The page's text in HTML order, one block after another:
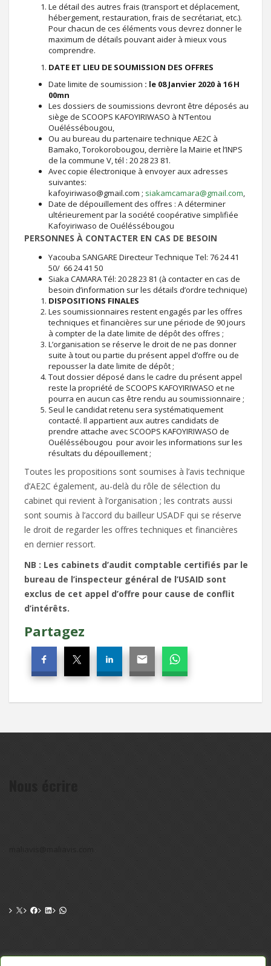
Le détail des autres frais (transport et déplacement,
hébergement, restauration, frais de secrétariat, etc.).
Pour chacun de ces éléments vous devrez donner le
maximum de détails pouvant aider à mieux vous
comprendre.
DATE ET LIEU DE SOUMISSION DES OFFRES
Date limite de soumission : le 08 Janvier 2020 à 16 H
00mn
Les dossiers de soumissions devront être déposés au
siège de SCOOPS KAFOYIRIWASO à N’Tentou
Ouéléssébougou,
Ou au bureau du partenaire technique AE2C à
Bamako, Torokorobougou, derrière la Mairie et l’INPS
de la commune V, tél : 20 28 23 81.
Avec copie électronique à envoyer aux adresses
suivantes:
kafoyiriwaso@gmail.com ; siakamcamara@gmail.com
Date de dépouillement des offres : A déterminer
ultérieurement par la société coopérative simplifiée
Kafoyiriwaso de Ouéléssébougou
PERSONNES À CONTACTER EN CAS DE BESOIN
Yacouba SANGARE Directeur Technique Tel: 76 24 41
50/ 66 24 41 50
Siaka CAMARA Tél: 20 28 23 81 (à contacter en cas de
besoin d’information sur les détails d’ordre technique)
DISPOSITIONS FINALES
Les soumissionnaires restent engagés par les offres
techniques et financières sur une période de 90 jours
à compter de la date limite de dépôt des offres ;
L’organisation se réserve le droit de ne pas donner
suite à tout ou partie du présent appel d’offre ou de
repousser la date limite de dépôt ;
Tout dossier déposé dans le cadre du présent appel
reste la propriété de SCOOPS KAFOYIRIWASO et ne
pourra en aucun cas être rendu au soumissionnaire ;
Seul le candidat retenu sera systématiquement
contacté. Il appartient aux autres candidats de
prendre attache avec SCOOPS KAFOYIRIWASO de
Ouéléssébougou pour avoir les informations sur les
résultats du dépouillement ;
Toutes les propositions sont soumises à l’avis technique
d’AE2C également, au-delà du rôle de sélection du
cabinet qui revient à l’organisation ; les contrats aussi
sont soumis à l’accord du bailleur USADF qui se réserve
le droit de regarder les offres techniques et financières
en dernier ressort.
NB : Les cabinets d’audit comptable certifiés par le
bureau de l’inspecteur général de l’USAID sont
exclus de cet appel d’offre pour cause de conflit
d’intérêts.
Partagez